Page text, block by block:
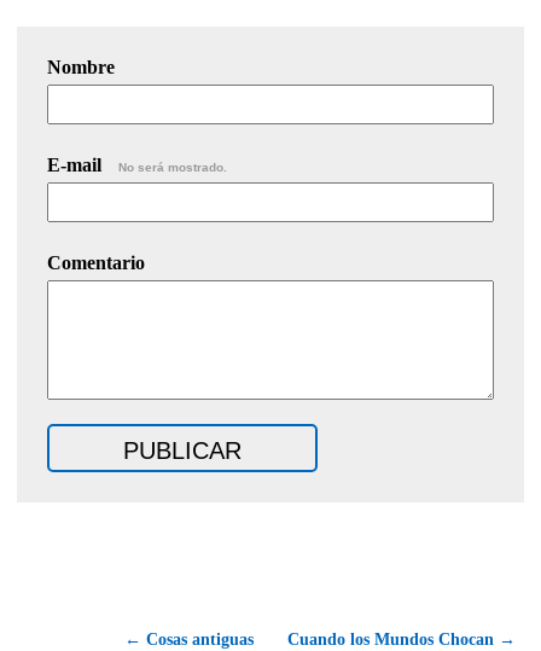
Nombre
E-mail No será mostrado.
Comentario
← Cosas antiguas Cuando los Mundos Chocan →